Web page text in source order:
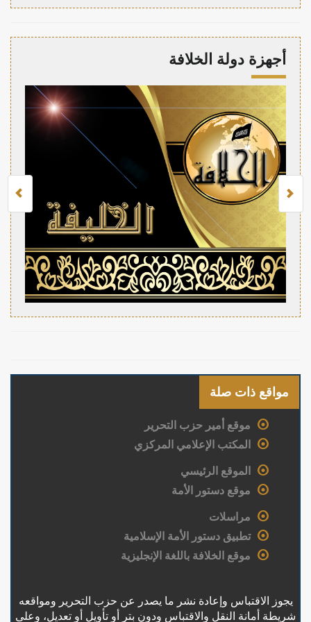
أجهزة دولة الخلافة
مواقع ذات صلة
موقع أمير حزب التحرير
المكتب الإعلامي المركزي
الموقع الرئيسي
موقع دستور الأمة
مراسلات
تطبيق دستور الأمة الإسلامية
موقع الخلافة باللغة الإنجليزية
يجوز الاقتباس وإعادة نشر ما يصدر عن حزب التحرير ومواقعه
شريطة أمانة النقل والاقتباس ودون بتر أو تأويل أو تعديل، وعلى